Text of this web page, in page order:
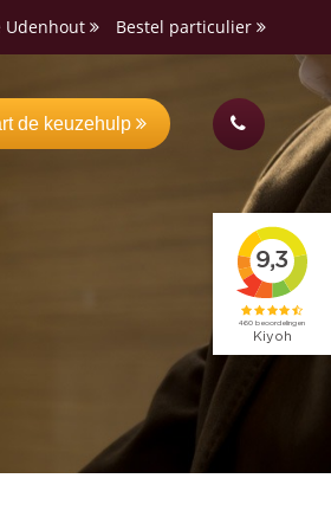
Udenhout Bestel particulier
de keuzehulp